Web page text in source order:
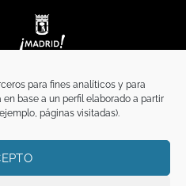
para fines analíticos y para
base a un perfil elaborado a partir
páginas visitadas).